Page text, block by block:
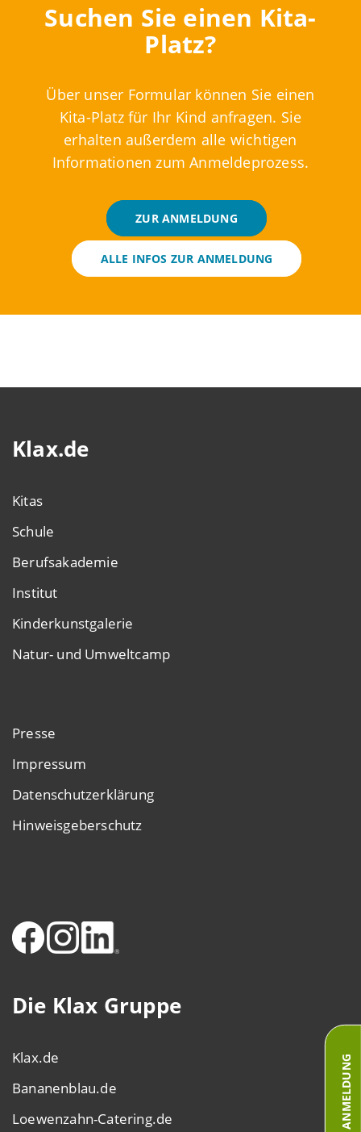
Suchen Sie einen Kita-
Platz?
Über unser Formular können Sie einen
Kita-Platz für Ihr Kind anfragen. Sie
erhalten außerdem alle wichtigen
Informationen zum Anmeldeprozess.
ZUR ANMELDUNG
ALLE INFOS ZUR ANMELDUNG
Klax.de
Kitas
Schule
Berufsakademie
Institut
Kinderkunstgalerie
Natur- und Umweltcamp
Presse
Impressum
Datenschutzerklärung
Hinweisgeberschutz
Die Klax Gruppe
Klax.de
Bananenblau.de
Loewenzahn-Catering.de
ANMELDUNG